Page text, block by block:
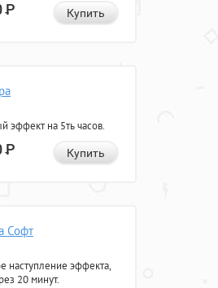
Р Купить
эффект на 5ть часов.
Р Купить
Софт
наступление эффекта,
20 минут.